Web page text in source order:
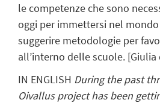
le competenze che sono
oggi per immettersi nel
suggerire metodologie per
all’interno delle scuole. [Giulia
IN ENGLISH During the past
Oivallus project has been